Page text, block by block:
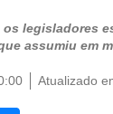
os legisladores
assumiu em
Atualizado